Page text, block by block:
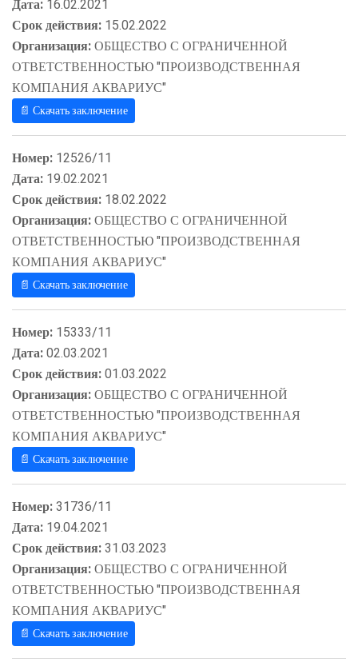
Дата: 16.02.2021
Срок действия: 15.02.2022
Организация:ОБЩЕСТВО С ОГРАНИЧЕННОЙ
ОТВЕТСТВЕННОСТЬЮ "ПРОИЗВОДСТВЕННАЯ
КОМПАНИЯ АКВАРИУС"
📄 Скачать заключение
Номер: 12526/11
Дата: 19.02.2021
Срок действия: 18.02.2022
Организация:ОБЩЕСТВО С ОГРАНИЧЕННОЙ
ОТВЕТСТВЕННОСТЬЮ "ПРОИЗВОДСТВЕННАЯ
КОМПАНИЯ АКВАРИУС"
📄 Скачать заключение
Номер: 15333/11
Дата:02.03.2021
Срок действия:01.03.2022
Организация:ОБЩЕСТВО С ОГРАНИЧЕННОЙ
ОТВЕТСТВЕННОСТЬЮ "ПРОИЗВОДСТВЕННАЯ
КОМПАНИЯ АКВАРИУС"
📄 Скачать заключение
Номер:31736/11
Дата: 19.04.2021
Срок действия:31.03.2023
Организация:ОБЩЕСТВО С ОГРАНИЧЕННОЙ
ОТВЕТСТВЕННОСТЬЮ "ПРОИЗВОДСТВЕННАЯ
КОМПАНИЯ АКВАРИУС"
📄 Скачать заключение